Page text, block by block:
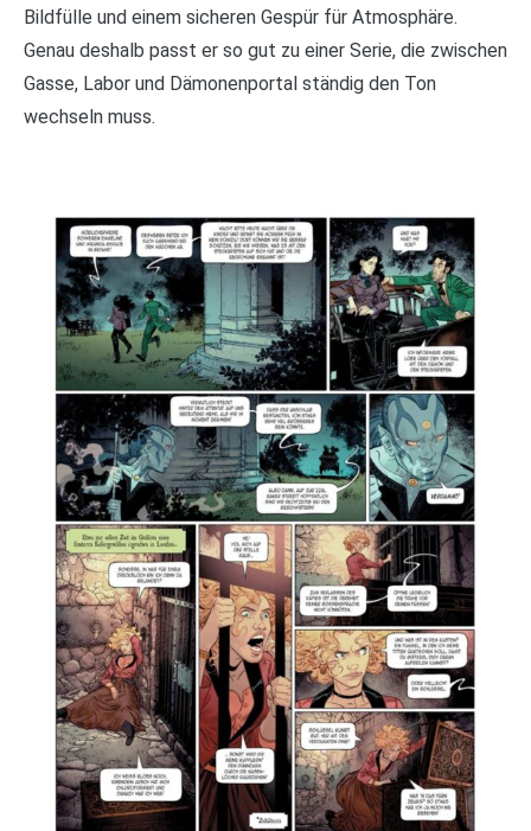
Bildfülle und einem sicheren Gespür für Atmosphäre.
Genau deshalb passt er so gut zu einer Serie, die zwischen
Gasse, Labor und Dämonenportal ständig den Ton
wechseln muss.